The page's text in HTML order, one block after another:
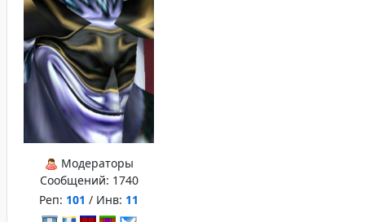
Модераторы
Сообщений: 1740
Реп: 101 / Инв: 11